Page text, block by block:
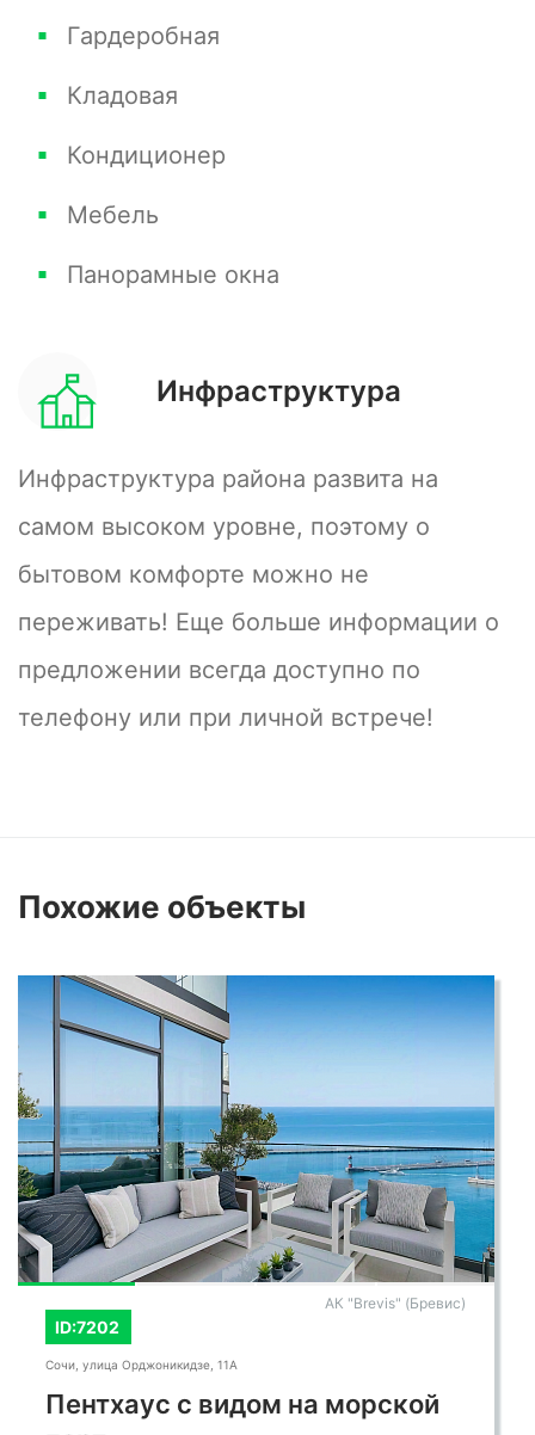
До моря – рукой подать в прямом смысле.
Всего 3 минуты ходьбы отделяет дом от
домом находится главный ботанический сад
Сочи – парк «Дендрарий».
Гардеробная
Кладовая
Кондиционер
Мебель
Панорамные окна
Инфраструктура
Инфраструктура района развита на
самом высоком уровне, поэтому о
бытовом комфорте можно не
переживать! Еще больше информации о
предложении всегда доступно по
телефону или при личной встрече!
Похожие объекты
ID:7202
АК "Brevis" (Бревис)
Сочи, улица Орджоникидзе, 11А
Пентхаус с видом на морской